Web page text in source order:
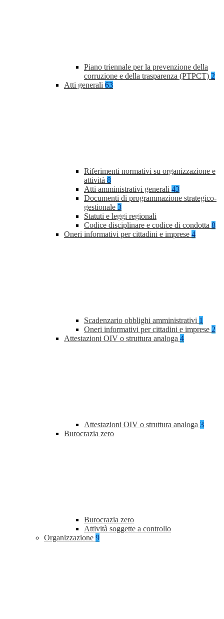
Piano triennale per la prevenzione della
corruzione e della trasparenza (PTPCT) 2
Atti generali 63
Riferimenti normativi su organizzazione e
attività 8
Atti amministrativi generali 43
Documenti di programmazione strategico-
gestionale 3
Statuti e leggi regionali
Codice disciplinare e codice di condotta 8
Oneri informativi per cittadini e imprese 4
Scadenzario obblighi amministrativi 1
Oneri informativi per cittadini e imprese 2
Attestazioni OIV o struttura analoga 4
Attestazioni OIV o struttura analoga 3
Burocrazia zero
Burocrazia zero
Attività soggette a controllo
Organizzazione 9